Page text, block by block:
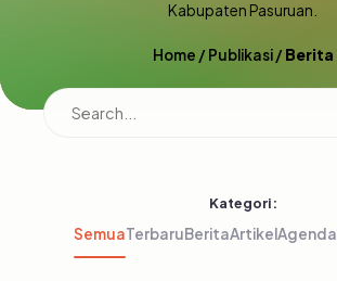
Kabupaten Pasuruan.
Home /Publikasi/Berita
Kategori:
SemuaTerbaruBeritaArtikelAgenda